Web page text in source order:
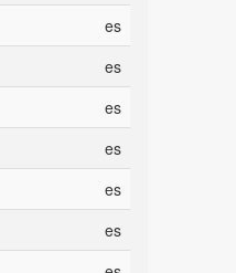
es
es
es
es
es
es